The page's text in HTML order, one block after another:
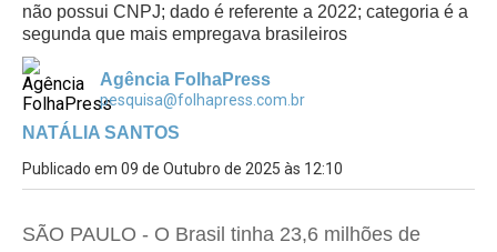
não possui CNPJ; dado é referente a 2022; categoria é a
segunda que mais empregava brasileiros
Agência FolhaPress
pesquisa@folhapress.com.br
NATÁLIA SANTOS
Publicado em 09 de Outubro de 2025 às 12:10
SÃO PAULO - O Brasil tinha 23,6 milhões de